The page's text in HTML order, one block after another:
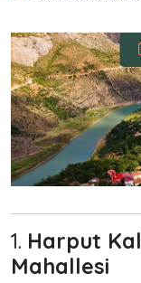
1. Harput
Mahallesi